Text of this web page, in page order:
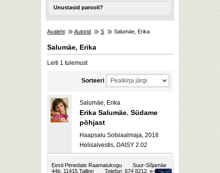
Unustasid parooli?
Avaleht Autorid S Salumäe, Erika
Salumäe, Erika
Leiti 1 tulemust
Sorteeri
Salumäe, Erika
Erika Salumäe. Südame
põhjast
Haapsalu Sotsiaalmaja, 2018
Helisalvestis, DAISY 2.02
Eesti Pimedate Raamatukogu
Suur-Sõjamäe
44b, 11415 Tallinn
Telefon: 674 8212, e-post: